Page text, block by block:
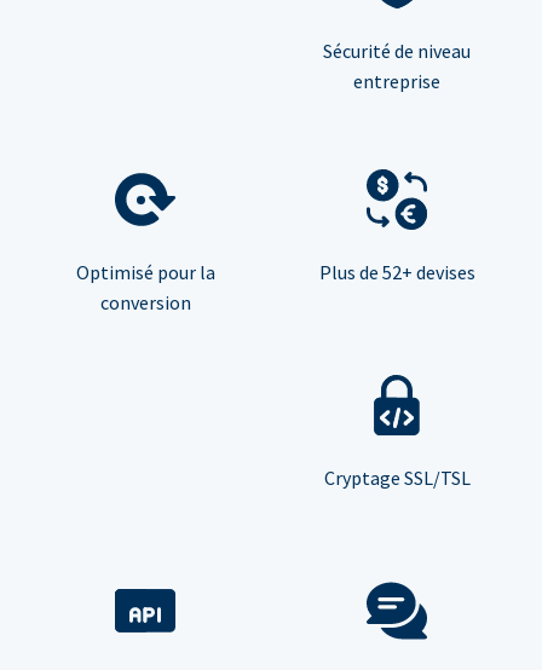
Sécurité de niveau
entreprise
Optimisé pour la
conversion
Plus de 52+ devises
Cryptage SSL/TSL